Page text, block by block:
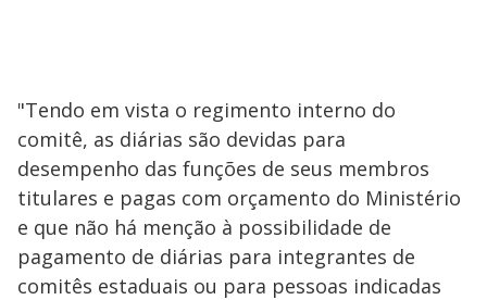
"Tendo em vista o regimento interno do
comitê, as diárias são devidas para
desempenho das funções de seus membros
titulares e pagas com orçamento do Ministério
e que não há menção à possibilidade de
pagamento de diárias para integrantes de
comitês estaduais ou para pessoas indicadas